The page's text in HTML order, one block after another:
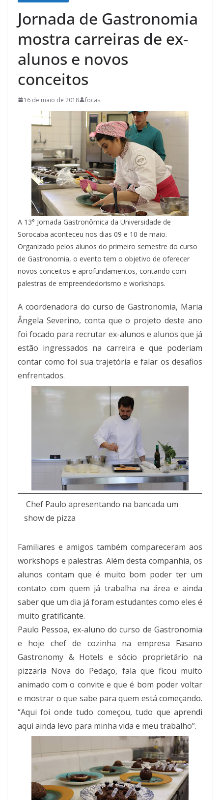
Jornada de Gastronomia
mostra carreiras de ex-
alunos e novos
conceitos
16 de maio de 2018 focas
A 13° Jornada Gastronômica da Universidade de
Sorocaba aconteceu nos dias 09 e 10 de maio.
Organizado pelos alunos do primeiro semestre do curso
de Gastronomia, o evento tem o objetivo de oferecer
novos conceitos e aprofundamentos, contando com
palestras de empreendedorismo e workshops.
A coordenadora do curso de Gastronomia, Maria
Ângela Severino, conta que o projeto deste ano
foi focado para recrutar ex-alunos e alunos que já
estão ingressados na carreira e que poderiam
contar como foi sua trajetória e falar os desafios
enfrentados.
Chef Paulo apresentando na bancada um
show de pizza
Familiares e amigos também compareceram aos
workshops e palestras. Além desta companhia, os
alunos contam que é muito bom poder ter um
contato com quem já trabalha na área e ainda
saber que um dia já foram estudantes como eles é
muito gratificante.
Paulo Pessoa, ex-aluno do curso de Gastronomia
e hoje chef de cozinha na empresa Fasano
Gastronomy & Hotels e sócio proprietário na
pizzaria Nova do Pedaço, fala que ficou muito
animado com o convite e que é bom poder voltar
e mostrar o que sabe para quem está começando.
“Aqui foi onde tudo começou, tudo que aprendi
aqui ainda levo para minha vida e meu trabalho”.